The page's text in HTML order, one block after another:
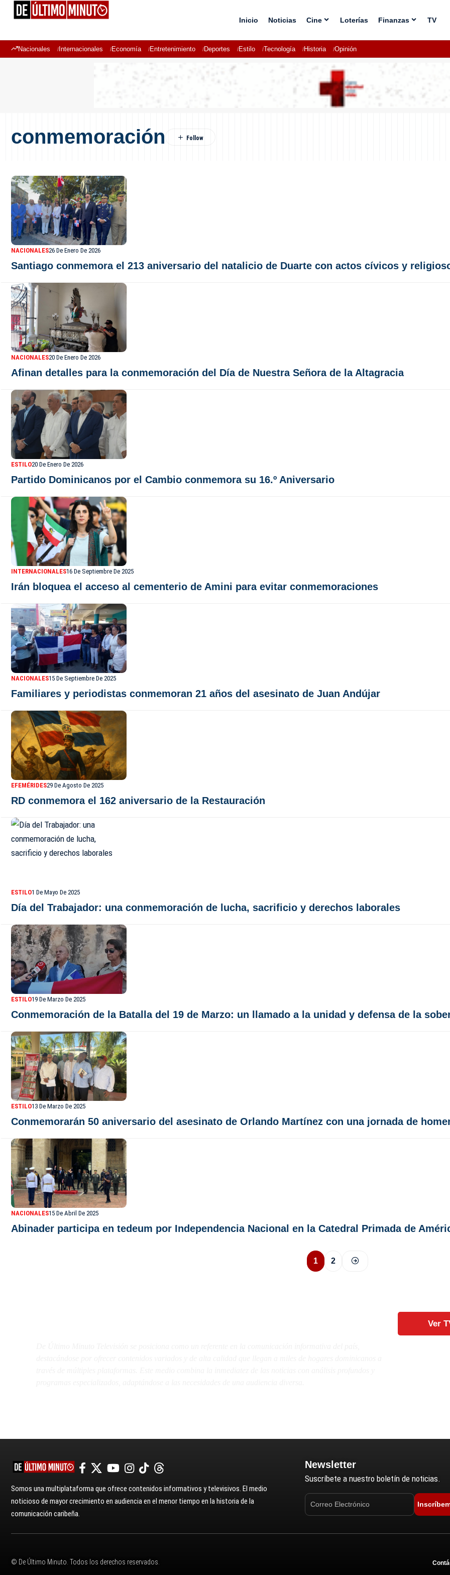
Inicio Noticias Cine Loterías Finanzas TV
Nacionales Internacionales Economía Entretenimiento Deportes Estilo Tecnología Historia Opinión
conmemoración
NACIONALES26 De Enero De 2026
Santiago conmemora el 213 aniversario del natalicio de Duarte con actos cívicos y
NACIONALES20 De Enero De 2026
Afinan detalles para la conmemoración del Día de Nuestra Señora de la Altagracia
ESTILO20 De Enero De 2026
Partido Dominicanos por el Cambio conmemora su 16.º Aniversario
INTERNACIONALES16 De Septiembre De 2025
Irán bloquea el acceso al cementerio de Amini para evitar conmemoraciones
NACIONALES15 De Septiembre De 2025
Familiares y periodistas conmemoran 21 años del asesinato de Juan Andújar
EFEMÉRIDES29 De Agosto De 2025
RD conmemora el 162 aniversario de la Restauración
ESTILO1 De Mayo De 2025
Día del Trabajador: una conmemoración de lucha, sacrificio y derechos laborales
ESTILO19 De Marzo De 2025
Conmemoración de la Batalla del 19 de Marzo: un llamado a la unidad y defensa de la
ESTILO13 De Marzo De 2025
Conmemorarán 50 aniversario del asesinato de Orlando Martínez con una jornada de
NACIONALES15 De Abril De 2025
Abinader participa en tedeum por Independencia Nacional en la Catedral Primada de
1 2
Ver
Somos una multiplataforma que ofrece contenidos informativos y televisivos. El medio
noticioso de mayor crecimiento en audiencia en el menor tiempo en la historia de la
comunicación caribeña.
Newsletter
Suscríbete a nuestro boletín de noticias.
© De Último Minuto. Todos los derechos reservados.